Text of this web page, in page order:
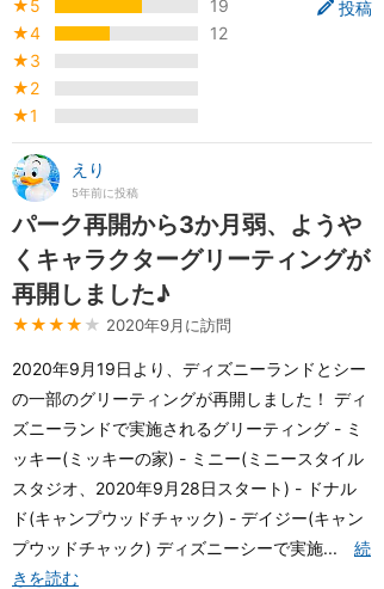
投稿
★5
19
★4
12
★3
★2
★1
えり
5年前に投稿
パーク再開から3か月弱、ようや
くキャラクターグリーティングが
再開しました♪
★★★★ ★ 2020年9月に訪問
2020年9月19日より、ディズニーランドとシー
の一部のグリーティングが再開しました！ ディ
ズニーランドで実施されるグリーティング - ミ
ッキー(ミッキーの家) - ミニー(ミニースタイル
スタジオ、2020年9月28日スタート) - ドナル
ド(キャンプウッドチャック) - デイジー(キャン
プウッドチャック) ディズニーシーで実施... 続
きを読む